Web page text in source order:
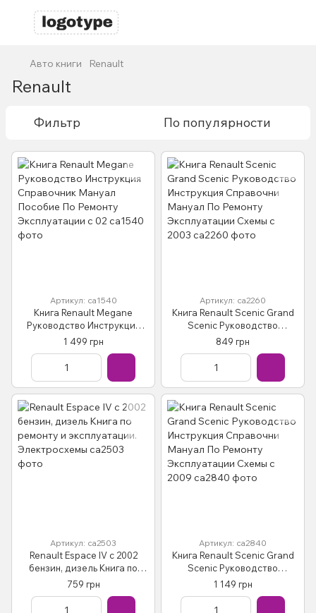
Авто книги Renault
Renault
Фильтр По популярности
Артикул: са1540
Книга Renault Megane
Руководство Инструкция
Справочник Мануал
Пособие По Ремонту
Эксплуатации с 02
1 499 грн
Артикул: са2260
Книга Renault Scenic Grand
Scenic Руководство
Инструкция Справочни
Мануал По Ремонту
Эксплуатации Схемы с 2003
849 грн
Артикул: са2503
Renault Espace IV с 2002
бензин, дизель Книга по
ремонту и эксплуатации.
Электросхемы
759 грн
Артикул: са2840
Книга Renault Scenic Grand
Scenic Руководство
Инструкция Справочни
Мануал По Ремонту
Эксплуатации Схемы с 2009
1 149 грн